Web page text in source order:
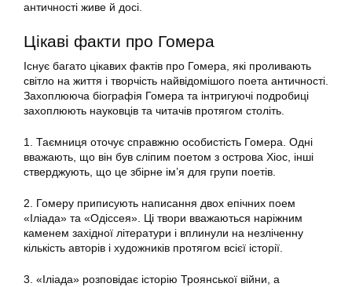
античності живе й досі.
Цікаві факти про Гомера
Існує багато цікавих фактів про Гомера, які проливають
світло на життя і творчість найвідомішого поета античності.
Захоплююча біографія Гомера та інтригуючі подробиці
захоплюють науковців та читачів протягом століть.
1. Таємниця оточує справжню особистість Гомера. Одні
вважають, що він був сліпим поетом з острова Хіос, інші
стверджують, що це збірне ім’я для групи поетів.
2. Гомеру приписують написання двох епічних поем
«Іліада» та «Одіссея». Ці твори вважаються наріжним
каменем західної літератури і вплинули на незліченну
кількість авторів і художників протягом всієї історії.
3. «Іліада» розповідає історію Троянської війни, а